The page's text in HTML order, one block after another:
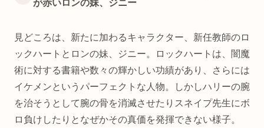
が赤いロンの妹、ジニー
見どころは、新たに加わるキャラクター、新任教師のロ
ックハートとロンの妹、ジニー。ロックハートは、闇魔
術に対する書籍や数々の輝かしい功績があり、さらには
イケメンというパーフェクトな人物。しかしハリーの腕
を治そうとして腕の骨を消滅させたりスネイプ先生にボ
ロ負けしたりとなぜかその真価を発揮できない様子。